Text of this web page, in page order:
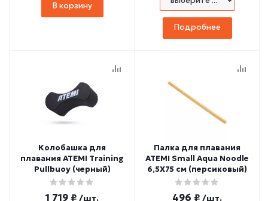
В корзину
Подробнее
Колобашка для
плавания ATEMI Training
Pullbuoy (черный)
1 719 ₽ /шт.
Палка для плавания
ATEMI Small Aqua Noodle
6,5Х75 см (персиковый)
496 ₽ /шт.